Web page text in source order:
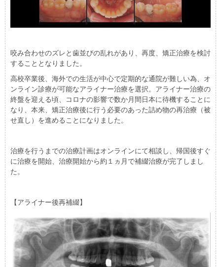
咬み合わせのズレと歯並びの乱れがあり、再度、矯正治療を検討
することとなりました。
高校卒業後、海外での生活が中心で定期的な通院が難しい為、オ
ンライン診療が可能なアライナー治療を選択。アライナー治療の
終盤を迎える頃、コロナの影響で数か月間日本に待機することに
なり、本来、矯正治療後に行う必要のあった詰め物の再治療（被
せ直し）を進めることになりました。
治療を行うまでの治療計画はオンラインにて相談し、帰国後すぐ
に治療を開始、治療開始から約１ヵ月で補綴治療が完了しまし
た。
【アライナー後再補綴】